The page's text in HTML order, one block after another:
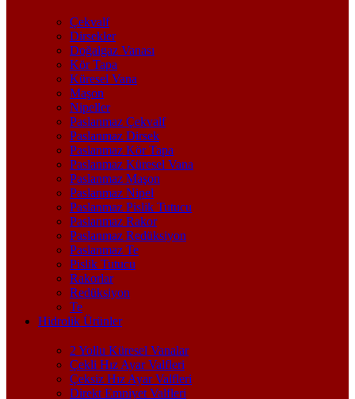
Çekvalf
Dirsekler
Doğalgaz Vanası
Kör Tapa
Küresel Vana
Maşon
Nipeller
Paslanmaz Çekvalf
Paslanmaz Dirsek
Paslanmaz Kör Tapa
Paslanmaz Küresel Vana
Paslanmaz Maşon
Paslanmaz Nipel
Paslanmaz Pislik Tutucu
Paslanmaz Rakor
Paslanmaz Redüksiyon
Paslanmaz Te
Pislik Tutucu
Rakorlar
Redüksiyon
Te
Hidrolik Ürünler
2 Yollu Küresel Vanalar
Çekli Hız Ayar Valfleri
Çeksiz Hız Ayar Valfleri
Direkt Emniyet Valfleri